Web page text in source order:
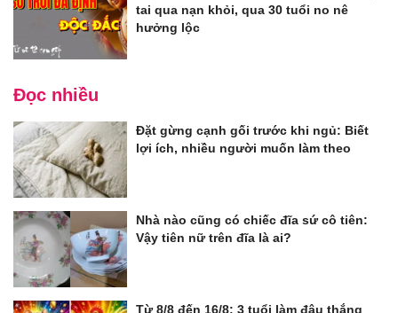
tai qua nạn khỏi, qua 30 tuổi no nê
hưởng lộc
Đọc nhiều
Đặt gừng cạnh gối trước khi ngủ: Biết
lợi ích, nhiều người muốn làm theo
Nhà nào cũng có chiếc đĩa sứ cô tiên:
Vậy tiên nữ trên đĩa là ai?
Từ 8/8 đến 16/8: 3 tuổi làm đâu thắng